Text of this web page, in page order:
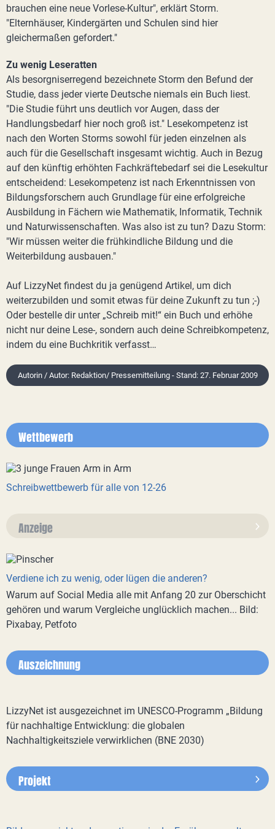
brauchen eine neue Vorlese-Kultur", erklärt Storm.
"Elternhäuser, Kindergärten und Schulen sind hier
gleichermaßen gefordert."
Zu wenig Leseratten
Als besorgniserregend bezeichnete Storm den Befund der
Studie, dass jeder vierte Deutsche niemals ein Buch liest.
"Die Studie führt uns deutlich vor Augen, dass der
Handlungsbedarf hier noch groß ist." Lesekompetenz ist
nach den Worten Storms sowohl für jeden einzelnen als
auch für die Gesellschaft insgesamt wichtig. Auch in Bezug
auf den künftig erhöhten Fachkräftebedarf sei die Lesekultur
entscheidend: Lesekompetenz ist nach Erkenntnissen von
Bildungsforschern auch Grundlage für eine erfolgreiche
Ausbildung in Fächern wie Mathematik, Informatik, Technik
und Naturwissenschaften. Was also ist zu tun? Dazu Storm:
"Wir müssen weiter die frühkindliche Bildung und die
Weiterbildung ausbauen."
Auf LizzyNet findest du ja genügend Artikel, um dich
weiterzubilden und somit etwas für deine Zukunft zu tun ;-)
Oder bestelle dir unter „Schreib mit!“ ein Buch und erhöhe
nicht nur deine Lese-, sondern auch deine Schreibkompetenz,
indem du eine Buchkritik verfasst…
Autorin / Autor: Redaktion/ Pressemitteilung - Stand: 27. Februar 2009
Wettbewerb
Schreibwettbewerb für alle von 12-26
Anzeige
Verdiene ich zu wenig, oder lügen die anderen?
Warum auf Social Media alle mit Anfang 20 zur Oberschicht
gehören und warum Vergleiche unglücklich machen... Bild:
Pixabay, Petfoto
Auszeichnung
LizzyNet ist ausgezeichnet im UNESCO-Programm „Bildung
für nachhaltige Entwicklung: die globalen
Nachhaltigkeitsziele verwirklichen (BNE 2030)
Projekt